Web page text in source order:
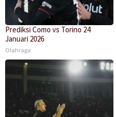
Prediksi Como vs Torino 24
Januari 2026
Olahraga